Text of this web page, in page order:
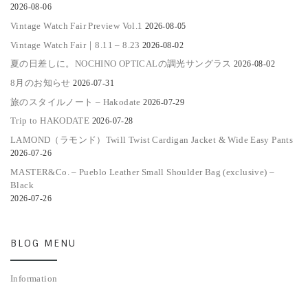
2026-08-06
Vintage Watch Fair Preview Vol.1 2026-08-05
Vintage Watch Fair｜8.11 – 8.23 2026-08-02
夏の日差しに。NOCHINO OPTICALの調光サングラス 2026-08-02
8月のお知らせ 2026-07-31
旅のスタイルノート – Hakodate 2026-07-29
Trip to HAKODATE 2026-07-28
LAMOND（ラモンド）Twill Twist Cardigan Jacket & Wide Easy Pants
2026-07-26
MASTER&Co. – Pueblo Leather Small Shoulder Bag (exclusive) –
Black
2026-07-26
BLOG MENU
Information